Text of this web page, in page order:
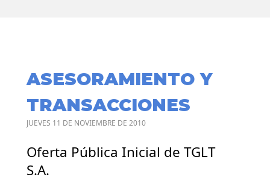
ASESORAMIENTO Y
TRANSACCIONES
JUEVES 11 DE NOVIEMBRE DE 2010
Oferta Pública Inicial de TGLT
S.A.